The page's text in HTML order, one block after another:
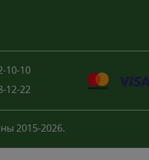
10-10
12-22
2015-2026.